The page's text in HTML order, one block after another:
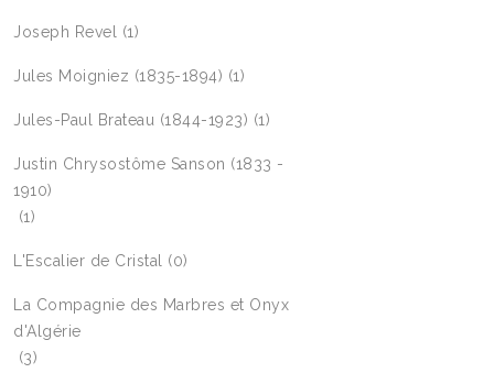
Joseph Revel (1)
Jules Moigniez (1835-1894) (1)
Jules-Paul Brateau (1844-1923) (1)
Justin Chrysostôme Sanson (1833 -
1910)
(1)
L'Escalier de Cristal (0)
La Compagnie des Marbres et Onyx
d'Algérie
(3)